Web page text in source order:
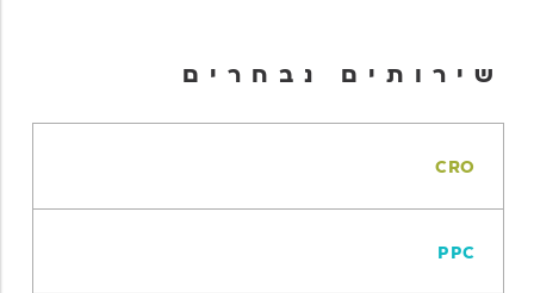
שירותים נבחרים
CRO
PPC